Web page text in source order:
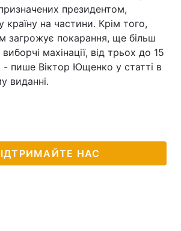
президентом,
країну на частини. Крім того,
загрожує покарання, ще більш
махінації, від трьох до 15
- пише Віктор Ющенко у статті в
виданні.
НАС